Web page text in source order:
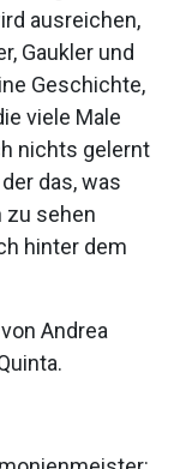
ausreichen,
Gaukler und
Geschichte,
viele Male
nichts gelernt
das, was
zu sehen
hinter dem
Andrea